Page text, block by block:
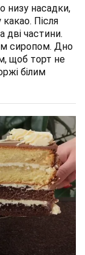
низу насадки,
Після
дві частини.
сиропом. Дно
щоб торт не
білим